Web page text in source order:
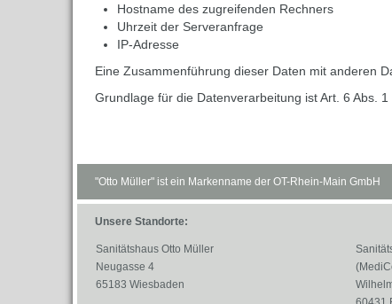
Hostname des zugreifenden Rechners
Uhrzeit der Serveranfrage
IP-Adresse
Eine Zusammenführung dieser Daten mit anderen
Grundlage für die Datenverarbeitung ist Art. 6 Abs.
"Otto Müller" ist ein Markenname der OT-Rhein-Main GmbH
Unsere Standorte:
Sanitätshaus Otto Müller
Neugasse 4
65183 Wiesbaden